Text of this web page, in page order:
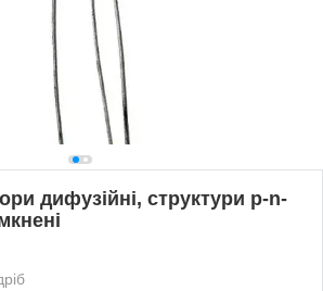
дифузійні, структури p-n-